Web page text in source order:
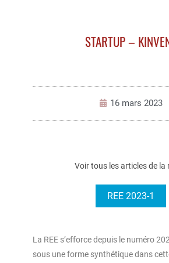
STARTUP –
16 mars 2023
Voir tous les articles de la
REE 2023-1
La REE s’efforce depuis le numéro
sous une forme synthétique dans